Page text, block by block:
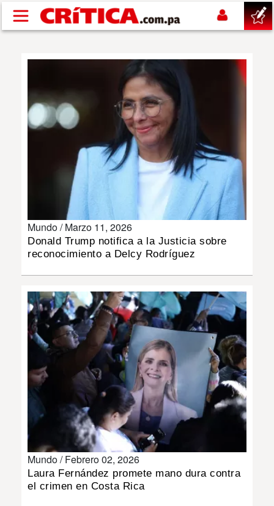
Pasar al contenido principal
NACIONAL
DEPORTES
INSÓLITAS
MULTIMEDIA
IMPRESO
Mundo /Marzo 11, 2026
Donald Trump notifica a la Justicia sobre
reconocimiento a Delcy Rodríguez
Mundo /Febrero 02, 2026
Laura Fernández promete mano dura contra
el crimen en Costa Rica